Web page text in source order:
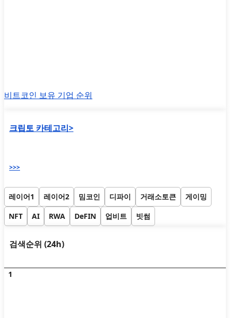
비트코인 보유 기업 순위
크립토 카테고리>
>>>
레이어1 레이어2 밈코인 디파이 거래소토큰
게이밍
NFT
AI RWA DeFIN 업비트 빗썸
검색순위 (24h)